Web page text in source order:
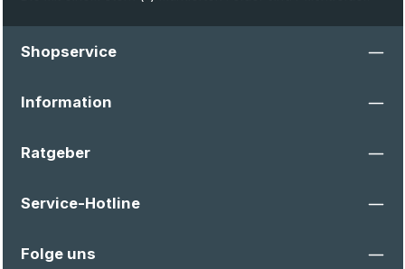
Shopservice
Information
Ratgeber
Service-Hotline
Folge uns